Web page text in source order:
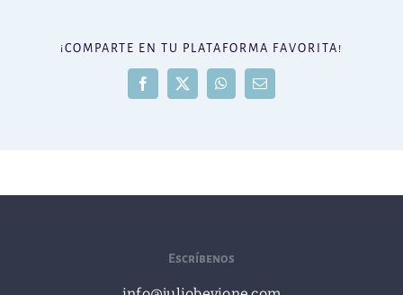
¡COMPARTE EN TU PLATAFORMA FAVORITA!
Facebook
X WhatsAppCorreo
Escríbenos